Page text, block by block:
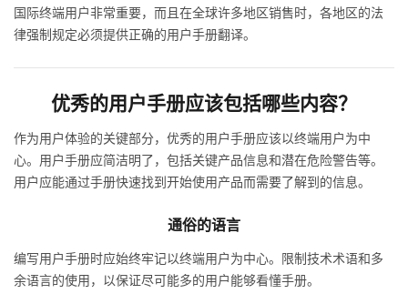
国际终端用户非常重要，而且在全球许多地区销售时，各地区的法
律强制规定必须提供正确的用户手册翻译。
优秀的用户手册应该包括哪些内容？
作为用户体验的关键部分，优秀的用户手册应该以终端用户为中
心。用户手册应简洁明了，包括关键产品信息和潜在危险警告等。
用户应能通过手册快速找到开始使用产品而需要了解到的信息。
通俗的语言
编写用户手册时应始终牢记以终端用户为中心。限制技术术语和多
余语言的使用，以保证尽可能多的用户能够看懂手册。